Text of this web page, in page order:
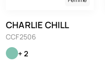
CHARLIE CHILL
CCF2506
+ 2